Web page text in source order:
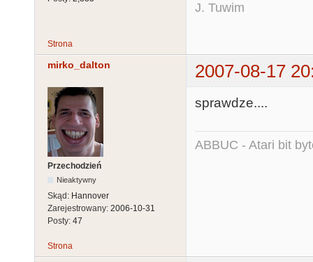
J. Tuwim
Strona
mirko_dalton 2007-08-17
Przechodzień
Nieaktywny
Skąd: Hannover
Zarejestrowany: 2006-10-31
Posty: 47
sprawdze....
ABBUC - Atari bit
Strona